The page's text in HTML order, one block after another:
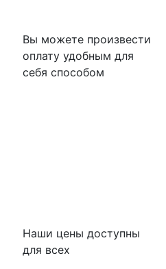
Вы можете произвести
оплату удобным для
себя способом
Наши цены доступны
для всех